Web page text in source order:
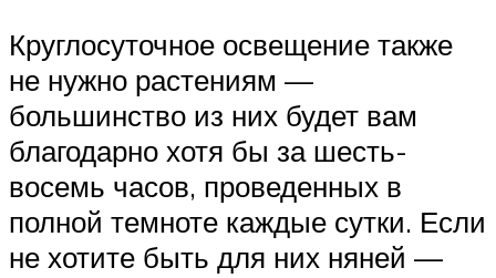
Круглосуточное освещение также
не нужно растениям —
большинство из них будет вам
благодарно хотя бы за шесть-
восемь часов, проведенных в
полной темноте каждые сутки. Если
не хотите быть для них няней —